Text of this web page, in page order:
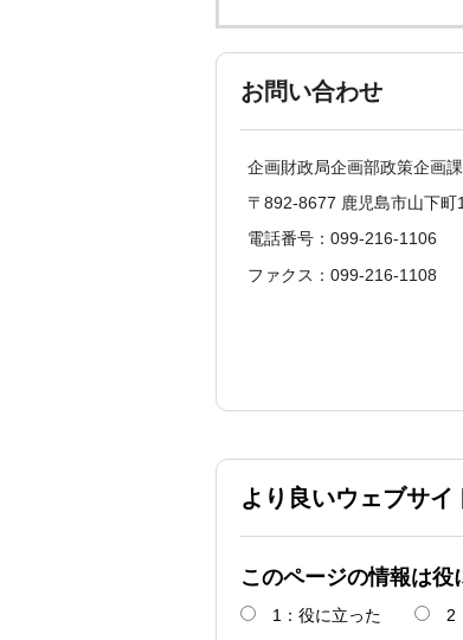
お問い合わせ
企画財政局企画部政策企画課
〒892-8677 鹿児島市山下町
電話番号：099-216-1106
ファクス：099-216-1108
より良いウェブサ
このページの情報は役
1：役に立った 2